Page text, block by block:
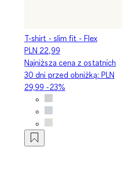
T-shirt - slim fit - Flex
PLN 22,99
Najniższa cena z ostatnich
30 dni przed obniżką: PLN
29,99 -23%